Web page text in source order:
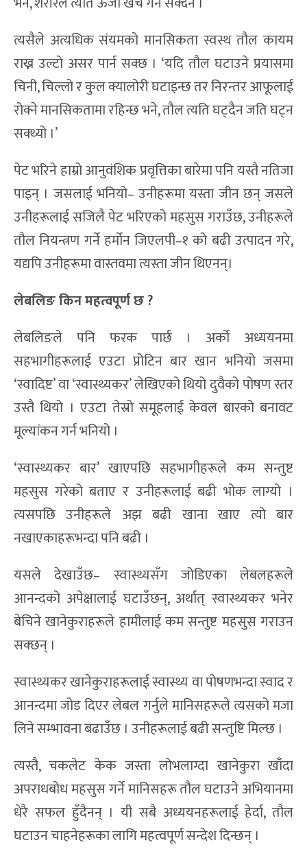
त्यसैले अत्यधिक संयमको मानसिकता स्वस्थ तौल कायम
राख्न उल्टो असर पार्न सक्छ । ‘यदि तौल घटाउने प्रयासमा
चिनी, चिल्लो र कुल क्यालोरी घटाइन्छ तर निरन्तर आफूलाई
रोक्ने मानसिकतामा रहिन्छ भने, तौल त्यति घट्दैन जति घट्न
सक्थ्यो ।’
पेट भरिने हाम्रो आनुवंशिक प्रवृत्तिका बारेमा पनि यस्तै नतिजा
पाइन् । जसलाई भनियो– उनीहरूमा यस्ता जीन छन् जसले
उनीहरूलाई सजिलै पेट भरिएको महसुस गराउँछ, उनीहरूले
तौल नियन्त्रण गर्ने हर्मोन जिएलपी–१ को बढी उत्पादन गरे,
यद्यपि उनीहरूमा वास्तवमा त्यस्ता जीन थिएनन्।
लेबलिङ किन महत्वपूर्ण छ ?
लेबलिङले पनि फरक पार्छ । अर्को अध्ययनमा
सहभागीहरूलाई एउटा प्रोटिन बार खान भनियो जसमा
‘स्वादिष्ट’ वा ‘स्वास्थ्यकर’ लेखिएको थियो दुवैको पोषण स्तर
उस्तै थियो । एउटा तेस्रो समूहलाई केवल बारको बनावट
मूल्यांकन गर्न भनियो ।
‘स्वास्थ्यकर बार’ खाएपछि सहभागीहरूले कम सन्तुष्ट
महसुस गरेको बताए र उनीहरूलाई बढी भोक लाग्यो ।
त्यसपछि उनीहरूले अझ बढी खाना खाए त्यो बार
नखाएकाहरूभन्दा पनि बढी ।
यसले देखाउँछ– स्वास्थ्यसँग जोडिएका लेबलहरूले
आनन्दको अपेक्षालाई घटाउँछन्, अर्थात् स्वास्थ्यकर भनेर
बेचिने खानेकुराहरूले हामीलाई कम सन्तुष्ट महसुस गराउन
सक्छन् ।
स्वास्थ्यकर खानेकुराहरूलाई स्वास्थ्य वा पोषणभन्दा स्वाद र
आनन्दमा जोड दिएर लेबल गर्नुले मानिसहरूले त्यसको मजा
लिने सम्भावना बढाउँछ । उनीहरूलाई बढी सन्तुष्टि मिल्छ ।
त्यस्तै, चकलेट केक जस्ता लोभलाग्दा खानेकुरा खाँदा
अपराधबोध महसुस गर्ने मानिसहरू तौल घटाउने अभियानमा
धेरै सफल हुँदैनन् । यी सबै अध्ययनहरूलाई हेर्दा, तौल
घटाउन चाहनेहरूका लागि महत्वपूर्ण सन्देश दिन्छन् ।